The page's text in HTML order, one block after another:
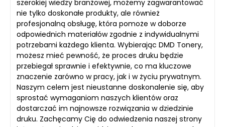
szerokiej wiedzy branżowej, możemy zagwarantować
nie tylko doskonałe produkty, ale również
profesjonalną obsługę, która pomoże w doborze
odpowiednich materiałów zgodnie z indywidualnymi
potrzebami każdego klienta. Wybierając DMD Tonery,
możesz mieć pewność, że proces druku będzie
przebiegał sprawnie i efektywnie, co ma kluczowe
znaczenie zarówno w pracy, jak i w życiu prywatnym.
Naszym celem jest nieustanne doskonalenie się, aby
sprostać wymaganiom naszych klientów oraz
dostarczać im najnowsze rozwiązania w dziedzinie
druku. Zachęcamy Cię do odwiedzenia naszej strony